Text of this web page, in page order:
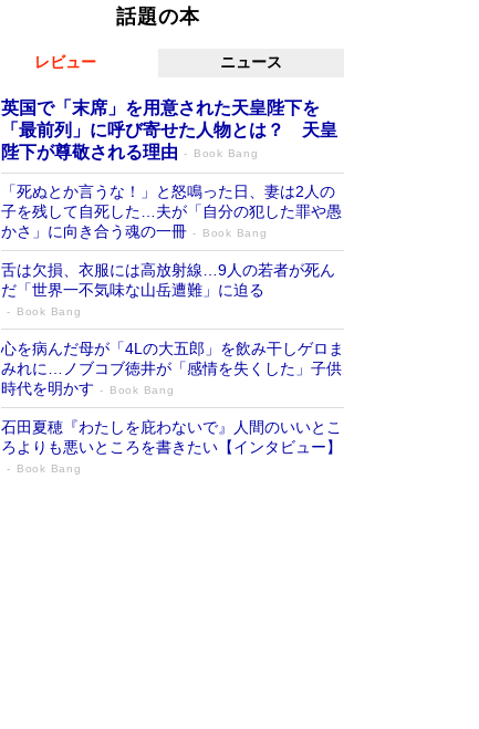
話題の本
レビュー ニュース
英国で「末席」を用意された天皇陛下を
「最前列」に呼び寄せた人物とは？ 天皇
陛下が尊敬される理由
Book Bang
「死ぬとか言うな！」と怒鳴った日、妻は2人の
子を残して自死した…夫が「自分の犯した罪や愚
かさ」に向き合う魂の一冊
Book Bang
舌は欠損、衣服には高放射線…9人の若者が死ん
だ「世界一不気味な山岳遭難」に迫る
Book Bang
心を病んだ母が「4Lの大五郎」を飲み干しゲロま
みれに…ノブコブ徳井が「感情を失くした」子供
時代を明かす
Book Bang
石田夏穂『わたしを庇わないで』人間のいいとこ
ろよりも悪いところを書きたい【インタビュー】
Book Bang